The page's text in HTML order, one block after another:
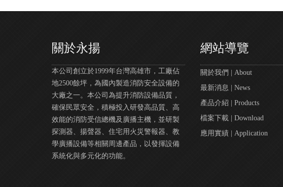
關於永揚
本公司創立於1999年台灣高雄市，工廠佔
地2500餘坪，為國內製造消防安全設備的
大廠之一。本公司為提升消防設備品質，
確保民眾安全，積極投入研發高品質、高
效能的消防受信總機及廣播主機，並研製
探測器、揚聲器、住宅用火災警報器、教
學廣播設備等相關周邊產品，以發揮設備
系統化與多元化的功能。
網站導覽
關於我們 | About
最新消息 | News
產品介紹 | Products
檔案下載 | Download
應用實績 | Application